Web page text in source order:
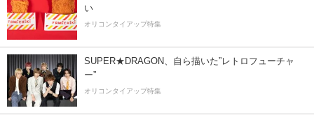
い
オリコンタイアップ特集
SUPER★DRAGON、自ら描いた”レトロフューチャ
ー”
オリコンタイアップ特集